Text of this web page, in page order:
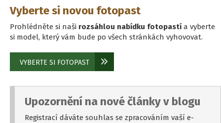
Vyberte si novou fotopast
Prohlédněte si naši rozsáhlou nabídku fotopastí a vyberte
si model, který vám bude po všech stránkách vyhovovat.
VYBERTE SI FOTOPAST
Upozornění na nové články v blogu
Registrací dáváte souhlas se zpracováním vaší e-